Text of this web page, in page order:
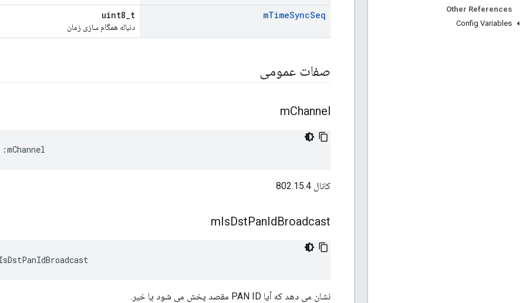
Other References
Config Variables
mTimeSyncSeq
uint8_t
دنباله همگام سازی زمان
صفات عمومی
mChannel
mChannel
کانال 802.15.4
mIsDstPanIdBroadcast
نشان می دهد که آیا PAN ID مقصد پخش می شود یا خیر.